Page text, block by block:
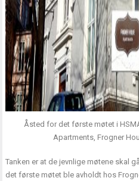
Åsted for det første møtet i
Apartments, Frogner
Tanken er at de jevnlige møtene skal
det første møtet ble avholdt hos